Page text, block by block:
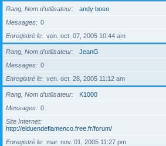
Rang, Nom d’utilisateur
andy boso
Messages
0
Enregistré le
ven. oct. 07, 2005 10:44 am
Rang, Nom d’utilisateur
JeanG
Messages
0
Enregistré le
ven. oct. 28, 2005 11:12 am
Rang, Nom d’utilisateur
K1000
Messages
0
Site Internet
http://elduendeflamenco.free.fr/forum/
Enregistré le
mar. nov. 01, 2005 11:27 pm